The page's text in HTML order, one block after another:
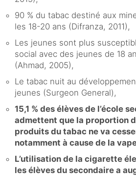
90 % du tabac destiné aux
les 18-20 ans (Difranza, 2011),
Les jeunes sont plus
social avec des jeunes de 18
(Ahmad, 2005),
Le tabac nuit au
jeunes (Surgeon General),
15,1 % des élèves de l’école
admettent que la proportion
produits du tabac ne va
notamment à cause de la
L’utilisation de la cigarette
les élèves du secondaire a